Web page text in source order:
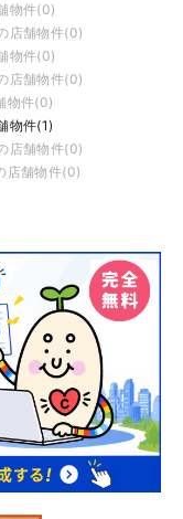
物件(0)
店舗物件(0)
物件(0)
店舗物件(0)
物件(0)
物件(1)
店舗物件(0)
店舗物件(0)